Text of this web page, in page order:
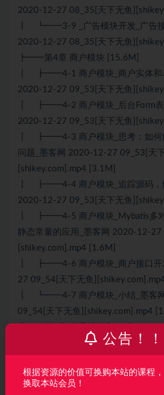
2020-12-27 08_35[天下无鱼
┃ ┗━━3-9 _广告模块开发_广告接
2020-12-27 08_35[天下无鱼
┣━━第4章 商户模块 [15.6M]
┃ ┣━━4-1 商户模块_商户实体和
2020-12-27 09_53[天下无鱼
┃ ┣━━4-2 商户模块_后台Form表
2020-12-27 09_53[天下无鱼
┃ ┣━━4-3 商户模块_思考：如何
问题_墨客网 2020-12-27 09_53[天下
[shikey.com].mp4 [3.1M]
┃ ┣━━4-4 商户模块_追踪源码，
2020-12-27 09_53[天下无鱼
┃ ┣━━4-5 商户模块_Mybatis多对
静态常量的应用_墨客网 2020-12-27
[shikey.com].mp4 [1.6M]
┃ ┣━━4-6 商户模块_商户接口开
27 09_54[天下无鱼
┃ ┗━━4-7 商户模块_小结_墨客
09_54[天下无鱼][shikey.com].mp4
┃ ┣━━5-0 会员模块_业务分析和
┃ ┣━━5-1 会员模块_两种会话管
公告！！
根据资源的价值可换购本站的课程
换取本站会员！